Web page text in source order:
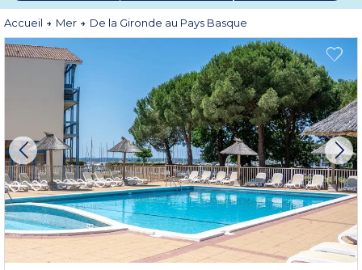
Réservez vos vacances tout confort dans le Sud-Ouest, pour des moments
de détente, de découvertes et de plaisir en famille ou entre amis.
Accueil Mer De la Gironde au Pays Basque